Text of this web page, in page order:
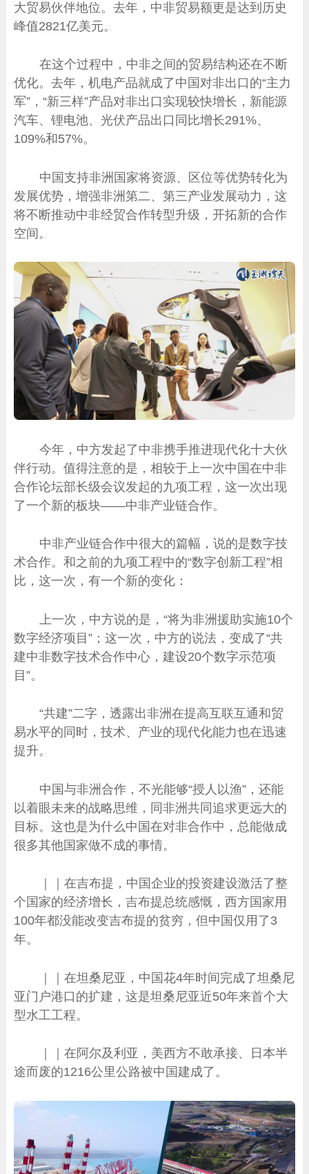
大贸易伙伴地位。去年，中非贸易额更是达到历史
峰值2821亿美元。
在这个过程中，中非之间的贸易结构还在不断
优化。去年，机电产品就成了中国对非出口的“主力
军”，“新三样”产品对非出口实现较快增长，新能源
汽车、锂电池、光伏产品出口同比增长291%、
109%和57%。
中国支持非洲国家将资源、区位等优势转化为
发展优势，增强非洲第二、第三产业发展动力，这
将不断推动中非经贸合作转型升级，开拓新的合作
空间。
今年，中方发起了中非携手推进现代化十大伙
伴行动。值得注意的是，相较于上一次中国在中非
合作论坛部长级会议发起的九项工程，这一次出现
了一个新的板块——中非产业链合作。
中非产业链合作中很大的篇幅，说的是数字技
术合作。和之前的九项工程中的“数字创新工程”相
比，这一次，有一个新的变化：
上一次，中方说的是，“将为非洲援助实施10个
数字经济项目”；这一次，中方的说法，变成了“共
建中非数字技术合作中心，建设20个数字示范项
目”。
“共建”二字，透露出非洲在提高互联互通和贸
易水平的同时，技术、产业的现代化能力也在迅速
提升。
中国与非洲合作，不光能够“授人以渔”，还能
以着眼未来的战略思维，同非洲共同追求更远大的
目标。这也是为什么中国在对非合作中，总能做成
很多其他国家做不成的事情。
｜｜在吉布提，中国企业的投资建设激活了整
个国家的经济增长，吉布提总统感慨，西方国家用
100年都没能改变吉布提的贫穷，但中国仅用了3
年。
｜｜在坦桑尼亚，中国花4年时间完成了坦桑尼
亚门户港口的扩建，这是坦桑尼亚近50年来首个大
型水工工程。
｜｜在阿尔及利亚，美西方不敢承接、日本半
途而废的1216公里公路被中国建成了。